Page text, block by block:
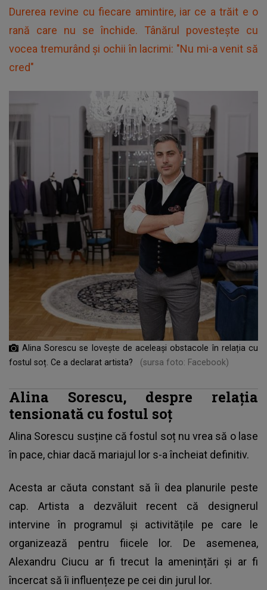
Durerea revine cu fiecare amintire, iar ce a trăit e o
rană care nu se închide. Tânărul povestește cu
vocea tremurând și ochii în lacrimi: "Nu mi-a venit să
cred"
Alina Sorescu se lovește de aceleași obstacole în relația cu
fostul soț. Ce a declarat artista?
(sursa foto: Facebook)
Alina Sorescu, despre relația
tensionată cu fostul soț
Alina Sorescu susține că fostul soț nu vrea să o lase
în pace, chiar dacă mariajul lor s-a încheiat definitiv.
Acesta ar căuta constant să îi dea planurile peste
cap. Artista a dezvăluit recent că designerul
intervine în programul și activitățile pe care le
organizează pentru fiicele lor. De asemenea,
Alexandru Ciucu ar fi trecut la amenințări și ar fi
încercat să îi influențeze pe cei din jurul lor.